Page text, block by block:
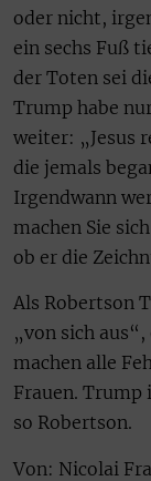
oder nicht,
ein sechs Fuß
der Toten sei
Trump habe
weiter: „Jesus
die jemals
Irgendwann
machen Sie
ob er die
Als Robertson
„von sich
machen alle
Frauen. Trump
so Robertson.
Von: Nicolai